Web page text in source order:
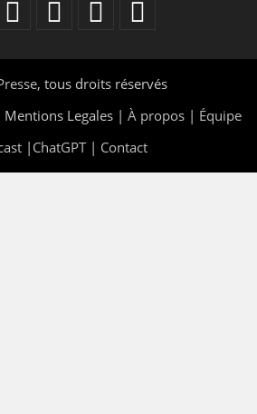
, tous droits réservés
Mentions Legales | À propos | Équipe
| ChatGPT| Contact